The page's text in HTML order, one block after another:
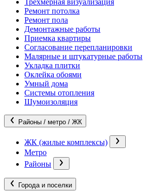
Трехмерная визуализация
Ремонт потолка
Ремонт пола
Демонтажные работы
Приемка квартиры
Согласование перепланировки
Малярные и штукатурные работы
Укладка плитки
Оклейка обоями
Умный дома
Системы отопления
Шумоизоляция
Районы / метро / ЖК
ЖК (жилые комплексы)
Метро
Районы
Города и поселки